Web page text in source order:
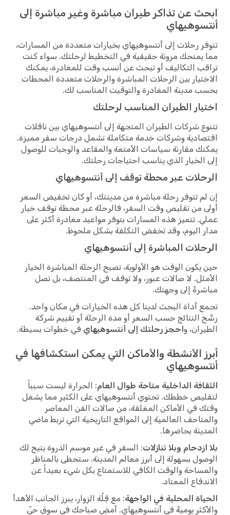
ابحث عن تذاكر طيران مباشرة وغير مباشرة إلى
أنتسوهيهاي
تتوفر رحلات إلى أنتسوهيهاي بخيارات متعددة من المسارات،
مما يمنحك مرونة حقيقية في التخطيط لرحلتك. سواء كنت
تراقب التكاليف أو تبحث عن أنسب وقت للمغادرة، يمكنك
الاختيار بين الرحلات المباشرة والرحلات متعددة المحطات
بحسب مدينة المغادرة والتوقيت المناسب لك.
اختيار الطيران المناسب لرحلتك
تتنوع شركات الطيران المتجهة إلى أنتسوهيهاي بين ناقلات
اقتصادية وشركات خدمة متكاملة تشمل درجات سفر مميزة.
يمكنك مقارنة سياسات الأمتعة والمقاعد والوجبات للوصول
إلى الخيار الذي يناسب احتياجات رحلتك.
الرحلات عبر محطة توقف إلى أنتسوهيهاي
إن لم تتوفر رحلة مباشرة من مدينتك، أو كان تخفيض السعر
أولى من تقليص وقت السفر، فالرحلة عبر محطة توقف خيار
عملي. تتميز هذه المسارات بتوفر مواعيد مغادرة أكثر على
مدار اليوم، وقد تخفض التكلفة بشكل ملحوظ.
الرحلات المباشرة إلى أنتسوهيهاي
حين يكون الوقت هو الأولوية، تصبح الرحلة المباشرة الخيار
الأمثل. لا صالات عبور، ولا توقف في المنتصف، بل تصل
مباشرةً إلى وجهتك.
تجمع أداة البحث لدينا كل هذه الخيارات في مكان واحد.
رشّح النتائج حسب السعر أو مدة الرحلة أو تقييم شركة
الطيران، واحجز رحلتك إلى أنتسوهيهاي في خطوات بسيطة.
أبرز الأنشطة والأماكن التي يمكن استكشافها في
أنتسوهيهاي
الثقافة الداخلية متاحة طوال العام: الحرارة ليست سبباً
لتقليص خططك. تحتوي أنتسوهيهاي على الكثير مما يشغل
وقتك في الأماكن المغلقة، من صالات الفن المعاصر
والمتاحف العالمية إلى المواقع التاريخية التي تربط ماضي
المدينة بحاضرها.
بلا ازدحام وبلا تنازلات: السفر في غير موسم الذروة يتيح لك
الوصول بسهولة إلى أبرز معالم المدينة. ستحظى بالمناظر
والمساحة والوقت الكافي للاستمتاع بكل شيء بعيداً عن
الاندفاع المعتاد.
الحياة المحلية في الواجهة: مع قِلّة الزوار، يبرز الجانب الأهدأ
والأكثر يوميةً في أنتسوهيهاي. أمضِ صباحك في سوق حيّ